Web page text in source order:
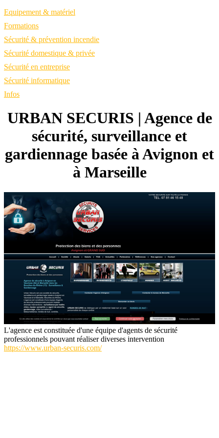
Equipement & matériel
Formations
Sécurité & prévention incendie
Sécurité domestique & privée
Sécurité en entreprise
Sécurité informatique
Infos
URBAN SECURIS | Agence de
sécurité, surveillance et
gardiennage basée à Avignon et
à Marseille
L'agence est constituée d'une équipe d'agents de sécurité
professionnels pouvant réaliser diverses intervention
https://www.urban-securis.com/